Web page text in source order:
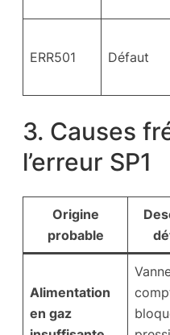
ERR501 Défaut
3. Causes
l’erreur SP1
Origine
probable
Alimentation
en gaz